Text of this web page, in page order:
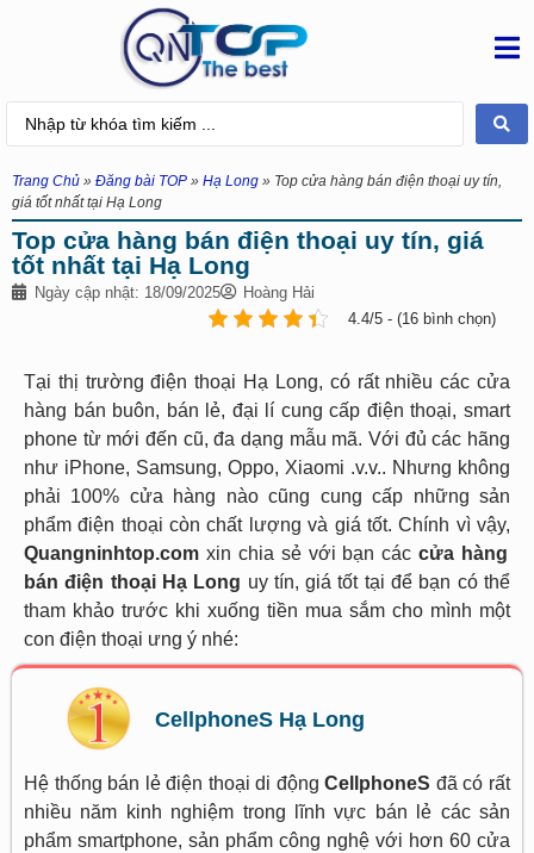
Trang Chủ » Đăng bài TOP » Hạ Long » Top cửa hàng bán điện thoại uy tín,
giá tốt nhất tại Hạ Long
Top cửa hàng bán điện thoại uy tín, giá
tốt nhất tại Hạ Long
Ngày cập nhật: 18/09/2025
Hoàng Hải
4.4/5 - (16 bình chọn)
Tại thị trường điện thoại Hạ Long, có rất nhiều các cửa
hàng bán buôn, bán lẻ, đại lí cung cấp điện thoại, smart
phone từ mới đến cũ, đa dạng mẫu mã. Với đủ các hãng
như iPhone, Samsung, Oppo, Xiaomi .v.v.. Nhưng không
phải 100% cửa hàng nào cũng cung cấp những sản
phẩm điện thoại còn chất lượng và giá tốt. Chính vì vậy,
Quangninhtop.com xin chia sẻ với bạn cáccửa hàng
bán điện thoại Hạ Long uy tín, giá tốt tại để bạn có thể
tham khảo trước khi xuống tiền mua sắm cho mình một
con điện thoại ưng ý nhé:
CellphoneS Hạ Long
Hệ thống bán lẻ điện thoại di độngCellphoneS đã có rất
nhiều năm kinh nghiệm trong lĩnh vực bán lẻ các sản
phẩm smartphone, sản phẩm công nghệ với hơn 60 cửa